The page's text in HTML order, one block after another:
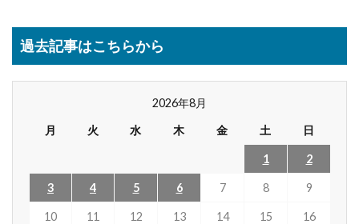
過去記事はこちらから
2026年8月
月
火 水 木 金 土 日
1 2
3 4 5 6 7 8 9
10 11 12 13 14 15 16